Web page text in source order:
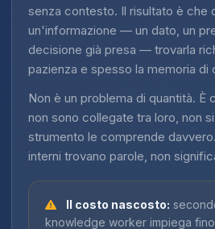
senza contesto. Il risultato è che
un'informazione — un dato, un
decisione già presa — trovarla
pazienza e spesso la memoria di
Non è un problema di quantità. È
non sono collegate tra loro, non
strumento le comprende
interni trovano parole, non
Il costo nascosto:
knowledge worker impiega